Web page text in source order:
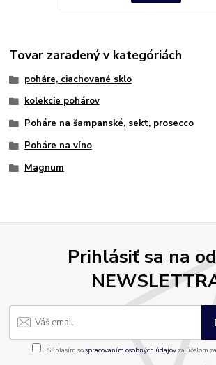
Tovar zaradený v kategóriách
poháre, ciachované sklo
kolekcie pohárov
Poháre na šampanské, sekt, prosecco
Poháre na víno
Magnum
Prihlásiť sa na
Súhlasím sospracovaním osobných údajov za účelom